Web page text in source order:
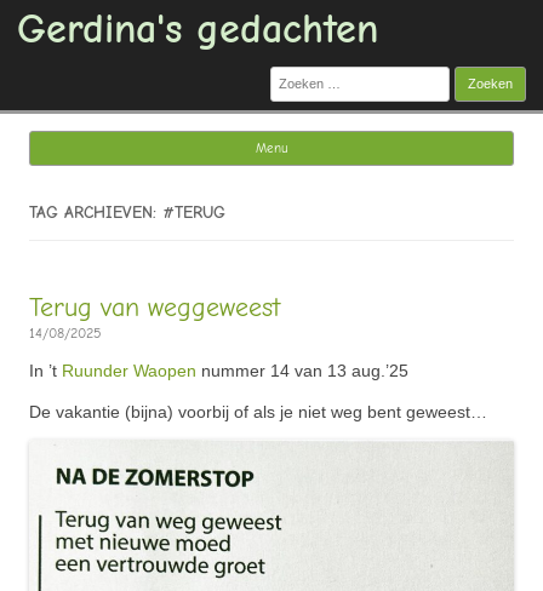
Gerdina's gedachten
Zoeken
naar:
Menu
TAG ARCHIEVEN: #TERUG
Terug van weggeweest
14/08/2025
In ’t Ruunder Waopen nummer 14 van 13 aug.’25
De vakantie (bijna) voorbij of als je niet weg bent geweest…